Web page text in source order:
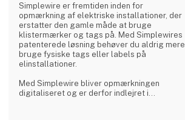
Simplewire er fremtiden inden for
opmærkning af elektriske installationer, der
erstatter den gamle måde at bruge
klistermærker og tags på. Med Simplewires
patenterede løsning behøver du aldrig mere
bruge fysiske tags eller labels på
elinstallationer.
Med Simplewire bliver opmærkningen
digitaliseret og er derfor indlejret i